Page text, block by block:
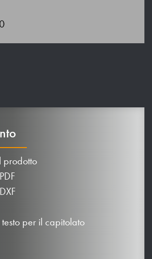
prodotto
testo per il capitolato